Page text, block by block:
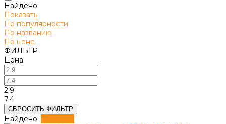
Найдено:
Показать
По популярности
По названию
По цене
ФИЛЬТР
Цена
2.9
7.4
СБРОСИТЬ ФИЛЬТР
Найдено: